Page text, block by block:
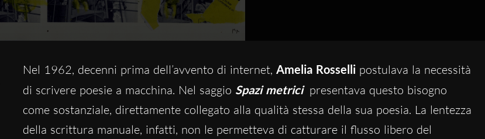
Nel 1962, decenni prima dell’avvento di internet, Amelia Rossellipostulava la necessità
di scrivere poesie a macchina. Nel saggio Spazi metrici presentava questo bisogno
come sostanziale, direttamente collegato alla qualità stessa della sua poesia. La lentezza
della scrittura manuale, infatti, non le permetteva di catturare il flusso libero del